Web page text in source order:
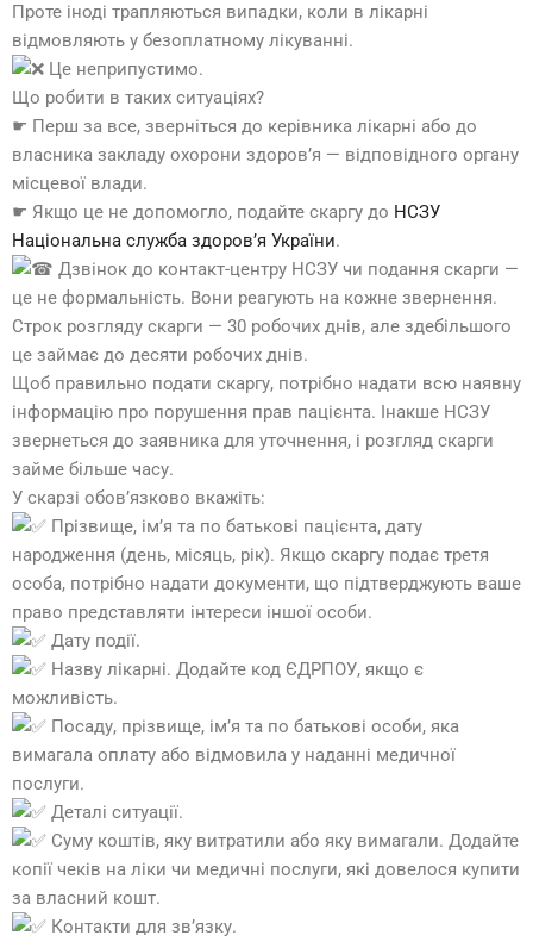
Проте іноді трапляються випадки, коли в лікарні
відмовляють у безоплатному лікуванні.
Це неприпустимо.
Що робити в таких ситуаціях?
☛ Перш за все, зверніться до керівника лікарні або до
власника закладу охорони здоров’я — відповідного органу
місцевої влади.
☛ Якщо це не допомогло, подайте скаргу до НСЗУ
Національна служба здоров’я України.
Дзвінок до контакт-центру НСЗУ чи подання скарги —
це не формальність. Вони реагують на кожне звернення.
Строк розгляду скарги — 30 робочих днів, але здебільшого
це займає до десяти робочих днів.
Щоб правильно подати скаргу, потрібно надати всю наявну
інформацію про порушення прав пацієнта. Інакше НСЗУ
звернеться до заявника для уточнення, і розгляд скарги
займе більше часу.
У скарзі обов’язково вкажіть:
Прізвище, ім’я та по батькові пацієнта, дату
народження (день, місяць, рік). Якщо скаргу подає третя
особа, потрібно надати документи, що підтверджують ваше
право представляти інтереси іншої особи.
Дату події.
Назву лікарні. Додайте код ЄДРПОУ, якщо є
можливість.
Посаду, прізвище, ім’я та по батькові особи, яка
вимагала оплату або відмовила у наданні медичної
послуги.
Деталі ситуації.
Суму коштів, яку витратили або яку вимагали. Додайте
копії чеків на ліки чи медичні послуги, які довелося купити
за власний кошт.
Контакти для зв’язку.